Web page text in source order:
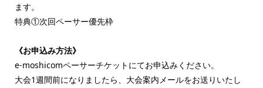
ます。
特典①次回ペーサー優先枠
《お申込み方法》
e-moshicomペーサーチケットにてお申込みください。
大会1週間前になりましたら、大会案内メールをお送りいたし